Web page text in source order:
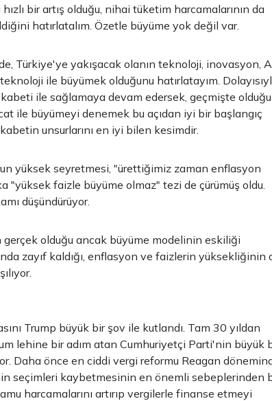
bir artış olduğu, nihai tüketim harcamalarının da
hatırlatalım. Özetle büyüme yok değil var.
Türkiye'ye yakışacak olanın teknoloji, inovasyon,
ile büyümek olduğunu hatırlatayım.
ile sağlamaya devam edersek, geçmişte
ile büyümeyi denemek bu açıdan iyi bir başlangıç
unsurlarını en iyi bilen kesimdir.
yüksek seyretmesi, "ürettiğimiz zaman enflasyon
"yüksek faizle büyüme olmaz" tezi de çürümüş oldu.
düşündürüyor.
olduğu ancak büyüme modelinin eskiliği
zayıf kaldığı, enflasyon ve faizlerin yüksekliğinin
Trump büyük bir şov ile kutlandı. Tam 30 yıldan
lehine bir adım atan Cumhuriyetçi Parti'nin büyük
Daha önce en ciddi vergi reformu Reagan
seçimleri kaybetmesinin en önemli sebeplerinden
harcamalarını artırıp vergilerle finanse etmeyi